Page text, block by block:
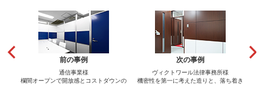
前の事例
通信事業様
欄間オープンで開放感とコストダウンの
次の事例
ヴィクトワール法律事務所様
機密性を第一に考えた造りと、落ち着き